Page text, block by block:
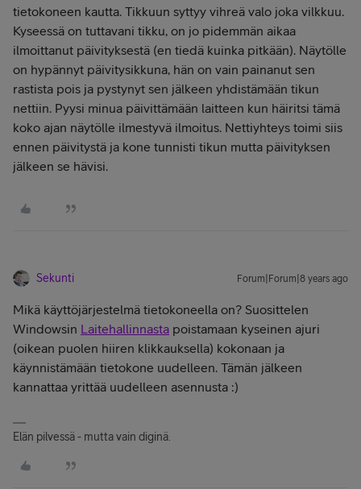
tietokoneen kautta. Tikkuun syttyy vihreä valo joka vilkkuu.
Kyseessä on tuttavani tikku, on jo pidemmän aikaa
ilmoittanut päivityksestä (en tiedä kuinka pitkään). Näytölle
on hypännyt päivitysikkuna, hän on vain painanut sen
rastista pois ja pystynyt sen jälkeen yhdistämään tikun
nettiin. Pyysi minua päivittämään laitteen kun häiritsi tämä
koko ajan näytölle ilmestyvä ilmoitus. Nettiyhteys toimi siis
ennen päivitystä ja kone tunnisti tikun mutta päivityksen
jälkeen se hävisi.
Sekunti Forum|Forum|8 years ago
Mikä käyttöjärjestelmä tietokoneella on? Suosittelen
Windowsin Laitehallinnasta poistamaan kyseinen ajuri
(oikean puolen hiiren klikkauksella) kokonaan ja
käynnistämään tietokone uudelleen. Tämän jälkeen
kannattaa yrittää uudelleen asennusta :)
Elän pilvessä - mutta vain diginä.